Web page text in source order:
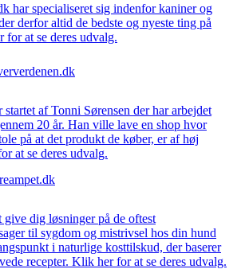
har specialiseret sig indenfor kaniner og
derfor altid de bedste og nyeste ting på
for at se deres udvalg.
af Tonni Sørensen der har arbejdet
20 år. Han ville lave en shop hvor
på at det produkt de køber, er af høj
at se deres udvalg.
give dig løsninger på de oftest
til sygdom og mistrivsel hos din hund
i naturlige kosttilskud, der baserer
recepter. Klik her for at se deres udvalg.